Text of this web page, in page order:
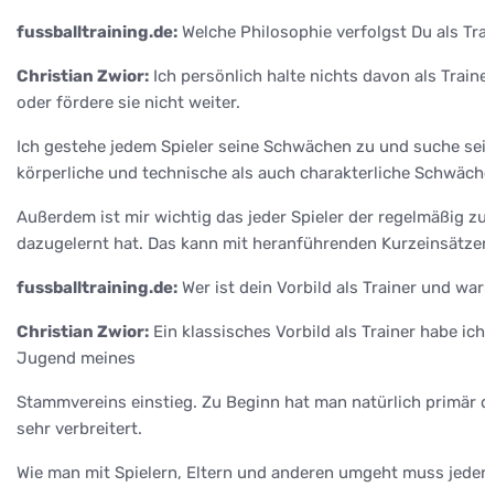
fussballtraining.de: Welche Philosophie verfolgst Du als
Christian Zwior: Ich persönlich halte nichts davon als
oder fördere sie nicht weiter.
Ich gestehe jedem Spieler seine Schwächen zu und suche
körperliche und technische als auch charakterliche
Außerdem ist mir wichtig das jeder Spieler der regelmäßig
dazugelernt hat. Das kann mit heranführenden
fussballtraining.de: Wer ist dein Vorbild als Trainer und
Christian Zwior: Ein klassisches Vorbild als Trainer habe
Jugend meines
Stammvereins einstieg. Zu Beginn hat man natürlich
sehr verbreitert.
Wie man mit Spielern, Eltern und anderen umgeht muss